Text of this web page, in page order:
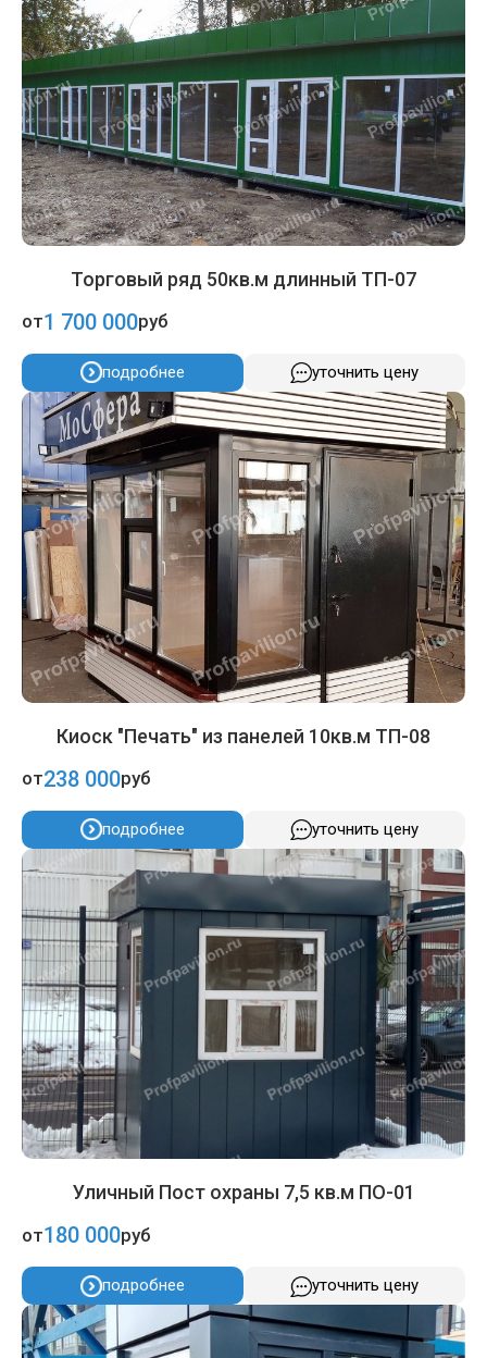
Торговый ряд 50кв.м длинный ТП-07
от1 700 000руб
подробнее уточнить цену
Киоск "Печать" из панелей 10кв.м ТП-08
от238 000руб
подробнее уточнить цену
Уличный Пост охраны 7,5 кв.м ПО-01
от180 000руб
подробнее уточнить цену